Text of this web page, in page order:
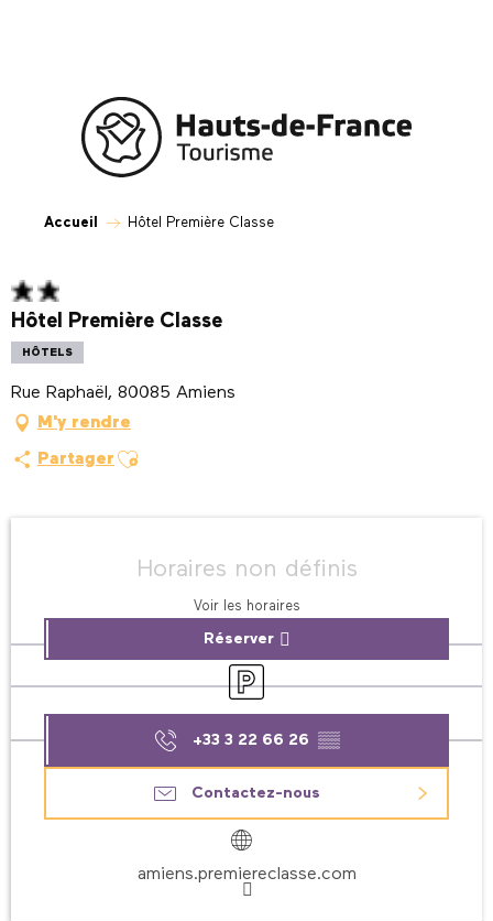
Accueil Hôtel Première Classe
Hôtel Première Classe
HÔTELS
Rue Raphaël, 80085 Amiens
M'y rendre
Partager Ajouter aux favoris
Horaires non définis
Voir les horaires
Réserver
Parking
+33 3 22 66 26 ▒▒
Contactez-nous
amiens.premiereclasse.com